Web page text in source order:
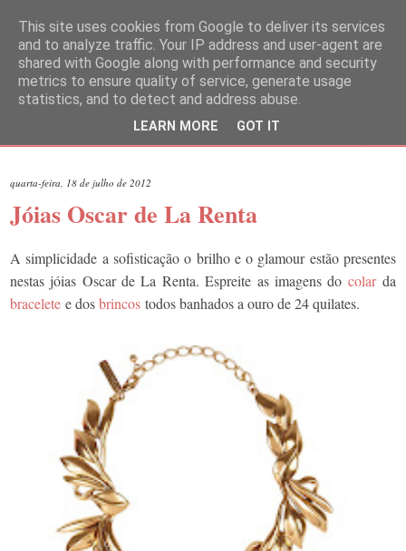
quarta-feira, 18 de julho de 2012
Jóias Oscar de La Renta
A simplicidade a sofisticação o brilho e o glamour estão presentes
nestas jóias Oscar de La Renta. Espreite as imagens do colarda
bracelete e dosbrincos todos banhados a ouro de 24 quilates.
This site uses cookies from Google to deliver its services
and to analyze traffic. Your IP address and user-agent are
shared with Google along with performance and security
metrics to ensure quality of service, generate usage
statistics, and to detect and address abuse.
LEARN MORE GOT IT